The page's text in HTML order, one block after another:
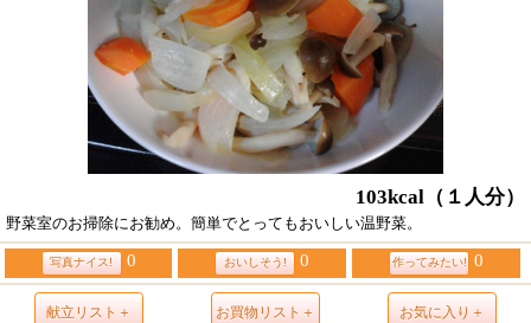
103kcal （１人分）
野菜室のお掃除にお勧め。簡単でとってもおいしい温野菜。
写真ナイス! 0 おいしそう! 0 作ってみたい! 0
献立リスト＋ お買物リスト＋ お気に入り＋